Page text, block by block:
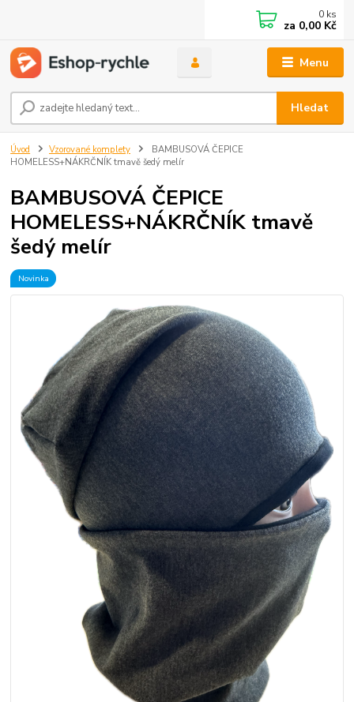
Menu
Hledat
0 ks
za 0,00 Kč
Úvod Vzorované komplety
BAMBUSOVÁ ČEPICE
HOMELESS+NÁKRČNÍK tmavě šedý melír
BAMBUSOVÁ ČEPICE
HOMELESS+NÁKRČNÍK tmavě
šedý melír
Novinka